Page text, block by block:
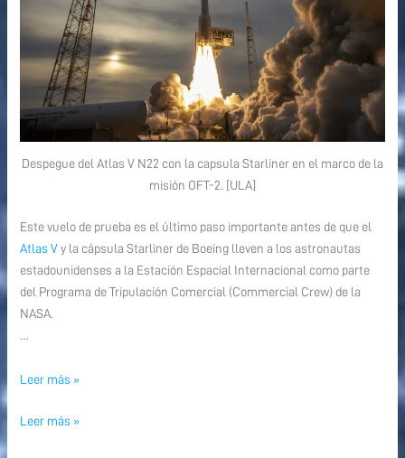
Despegue del Atlas V N22 con la capsula Starliner en el marco de la
misión OFT-2. [ULA]
Este vuelo de prueba es el último paso importante antes de que el
Atlas V y la cápsula Starliner de Boeing lleven a los astronautas
estadounidenses a la Estación Espacial Internacional como parte
del Programa de Tripulación Comercial (Commercial Crew) de la
NASA.
…
Leer más »
Leer más »